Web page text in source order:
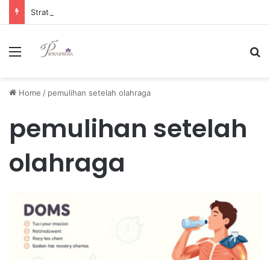
Menu
Home / pemulihan setelah olahraga
pemulihan setelah
olahraga